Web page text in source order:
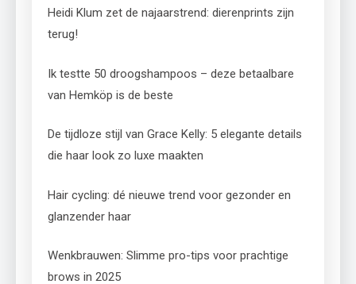
Heidi Klum zet de najaarstrend: dierenprints zijn
terug!
Ik testte 50 droogshampoos – deze betaalbare
van Hemköp is de beste
De tijdloze stijl van Grace Kelly: 5 elegante details
die haar look zo luxe maakten
Hair cycling: dé nieuwe trend voor gezonder en
glanzender haar
Wenkbrauwen: Slimme pro-tips voor prachtige
brows in 2025